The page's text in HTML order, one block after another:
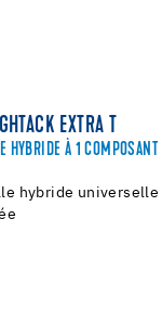
EXTRA T
HYBRIDE À 1 COMPOSANT
hybride universelle